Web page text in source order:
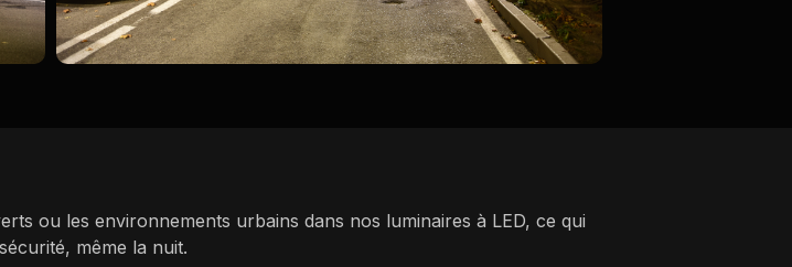
ou les environnements urbains dans nos luminaires à LED, ce qui
même la nuit.